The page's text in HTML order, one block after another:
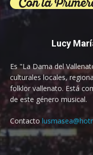
Lucy
Es "La Dama del
culturales locales,
folklor vallenato. Está
de este género musical.
Contacto